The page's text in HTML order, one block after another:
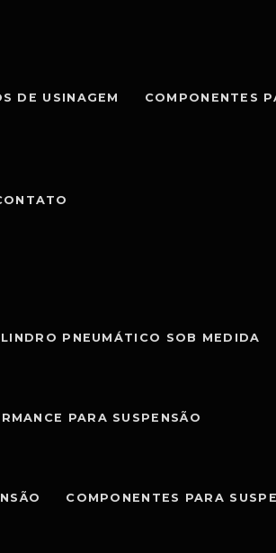
DE USINAGEM COMPONENTES
PNEUMÁTICO SOB MEDIDA
PARA SUSPENSÃO
COMPONENTES PARA